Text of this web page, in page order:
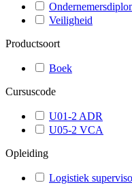
Veiligheid
Productsoort
Boek
Cursuscode
U01-2 ADR
U05-2 VCA
Opleiding
Logistiek